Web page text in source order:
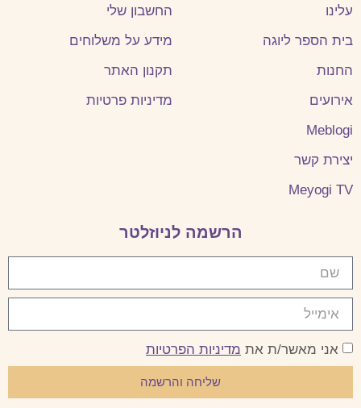
עלינו
בית הספר ליוגה
החנות
אירועים
Meblogi
יצירת קשר
Meyogi TV
החשבון שלי
מידע על משלוחים
תקנון האתר
מדיניות פרטיות
הרשמה לניוזלטר
אני מאשר/ת את מדיניות הפרטיות
שליחה והרשמה